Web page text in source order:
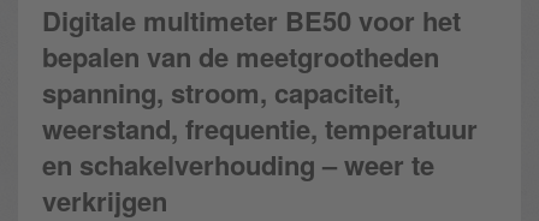
Digitale multimeter BE50 voor het
bepalen van de meetgrootheden
spanning, stroom, capaciteit,
weerstand, frequentie, temperatuur
en schakelverhouding – weer te
verkrijgen